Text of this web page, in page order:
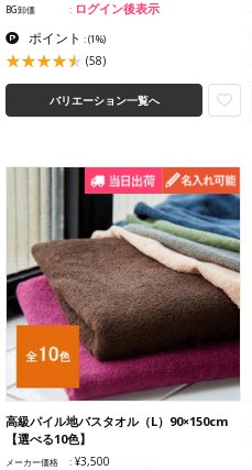
BG卸価 ログイン後表示
ポイント :(1%)
(58)
バリエーション一覧へ
高級パイル地バスタオル（L）90×150cm
【選べる10色】
メーカー価格 ¥3,500